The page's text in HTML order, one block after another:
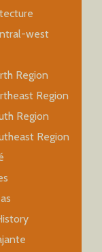
west
Region
Region
Region
Region